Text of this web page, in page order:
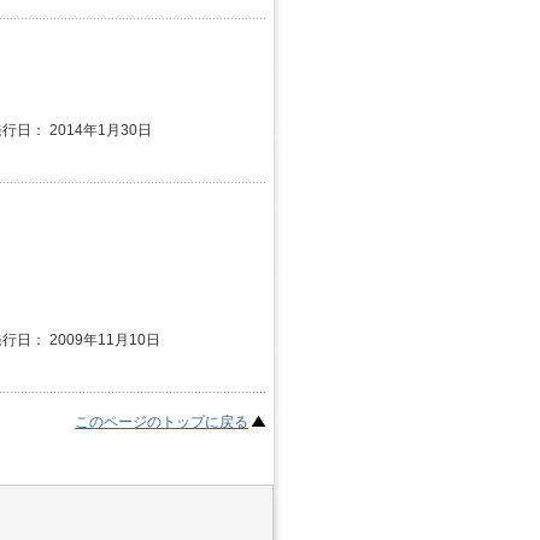
： 2014年1月30日
： 2009年11月10日
このページのトップに戻る